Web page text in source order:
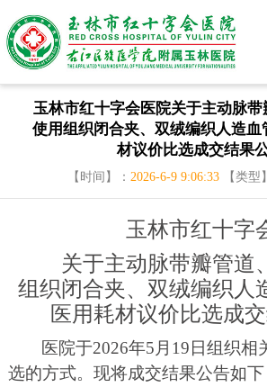
玉林市红十字会医院关于主动脉
使用组织闭合夹、双绒编织人造血
材议价比选成交结果
【时间】： 2026-6-9 9:06:33【类型
玉林市红十字
关于主动脉带瓣管道
组织闭合夹、双绒编织人
医用耗材议价比选成
医院于2026年5 月 19日组织相
选的方式。现将成交结果公告如下